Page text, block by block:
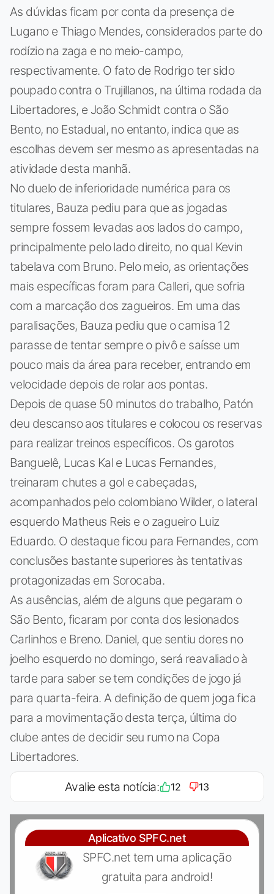
As dúvidas ficam por conta da presença de
Lugano e Thiago Mendes, considerados parte do
rodízio na zaga e no meio-campo,
respectivamente. O fato de Rodrigo ter sido
poupado contra o Trujillanos, na última rodada da
Libertadores, e João Schmidt contra o São
Bento, no Estadual, no entanto, indica que as
escolhas devem ser mesmo as apresentadas na
atividade desta manhã.
No duelo de inferioridade numérica para os
titulares, Bauza pediu para que as jogadas
sempre fossem levadas aos lados do campo,
principalmente pelo lado direito, no qual Kevin
tabelava com Bruno. Pelo meio, as orientações
mais específicas foram para Calleri, que sofria
com a marcação dos zagueiros. Em uma das
paralisações, Bauza pediu que o camisa 12
parasse de tentar sempre o pivô e saísse um
pouco mais da área para receber, entrando em
velocidade depois de rolar aos pontas.
Depois de quase 50 minutos do trabalho, Patón
deu descanso aos titulares e colocou os reservas
para realizar treinos específicos. Os garotos
Banguelê, Lucas Kal e Lucas Fernandes,
treinaram chutes a gol e cabeçadas,
acompanhados pelo colombiano Wilder, o lateral
esquerdo Matheus Reis e o zagueiro Luiz
Eduardo. O destaque ficou para Fernandes, com
conclusões bastante superiores às tentativas
protagonizadas em Sorocaba.
As ausências, além de alguns que pegaram o
São Bento, ficaram por conta dos lesionados
Carlinhos e Breno. Daniel, que sentiu dores no
joelho esquerdo no domingo, será reavaliado à
tarde para saber se tem condições de jogo já
para quarta-feira. A definição de quem joga fica
para a movimentação desta terça, última do
clube antes de decidir seu rumo na Copa
Libertadores.
Avalie esta notícia: 12 13
Aplicativo SPFC.net
SPFC.net tem uma aplicação
gratuita para android!